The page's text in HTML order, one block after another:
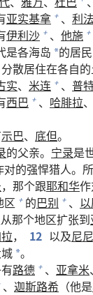
亚实基拿 + 、 利
伊利沙 + 、 他施 +
是各海岛 *的居
散居住在各自的
实、 米连 + 、 普
西巴 + 、 哈腓拉、
示巴、 底但。
的父亲。 宁录是
对的强悍猎人。
，那个跟耶和华
区 + 的巴别 + 、
那个地区扩张到
， 12 以及尼
*。
路德 + 、 亚拿米、
、 迦斯路希 （他是